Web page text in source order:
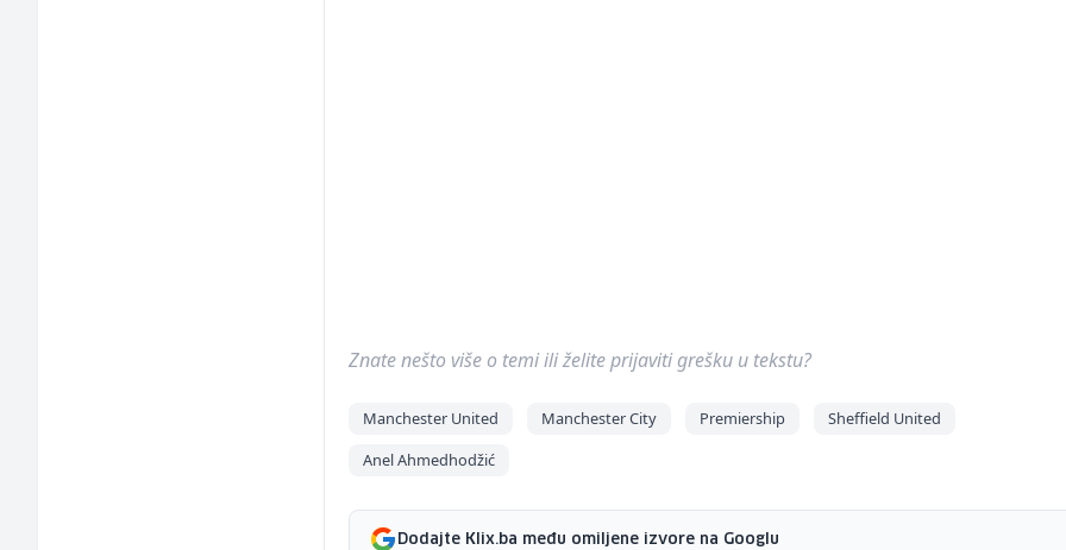
Znate nešto više o temi ili želite prijaviti grešku u tekstu?
Manchester United Manchester City Premiership
Sheffield United
Anel Ahmedhodžić
Dodajte Klix.ba među omiljene izvore na Googlu